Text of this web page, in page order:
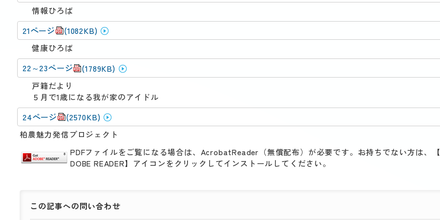
情報ひろば
21ページ (1082KB)
健康ひろば
22～23ページ (1789KB)
​戸籍だより
５月で1歳になる我が家のアイドル
24ページ (2570KB)
柏農魅力発信プロジェクト
PDFファイルをご覧になる場合は、AcrobatReader（無償配布）が必要です。お持ちでない方は、
DOBE READER】アイコンをクリックしてインストールしてください。
この記事への問い合わせ